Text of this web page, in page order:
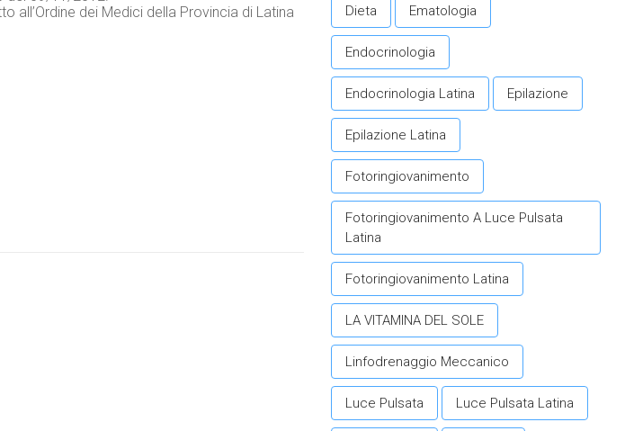
all’Ordine dei Medici della Provincia di Latina
Dieta Ematologia
Endocrinologia
Endocrinologia Latina Epilazione
Epilazione Latina
Fotoringiovanimento
Fotoringiovanimento A Luce Pulsata
Latina
Fotoringiovanimento Latina
LA VITAMINA DEL SOLE
Linfodrenaggio Meccanico
Luce Pulsata Luce Pulsata Latina